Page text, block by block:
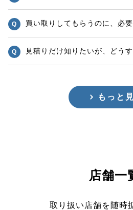
買い取りしてもらうのに、必
見積りだけ知りたいが、どう
もっと
店舗一
取り扱い店舗を随時